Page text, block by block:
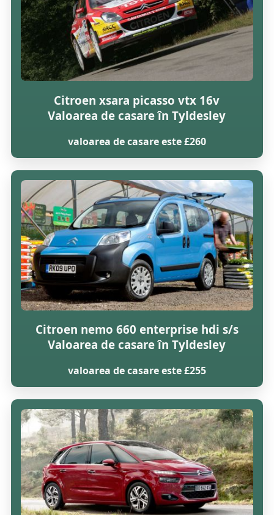
Citroen xsara picasso vtx 16v
Valoarea de casare în Tyldesley
valoarea de casare este £260
Citroen nemo 660 enterprise hdi s/s
Valoarea de casare în Tyldesley
valoarea de casare este £255